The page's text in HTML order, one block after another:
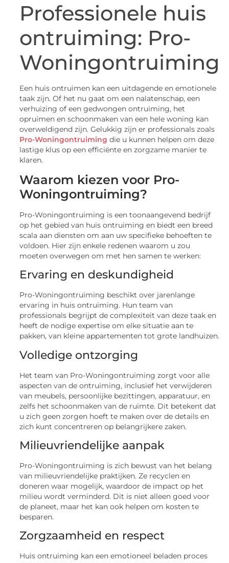
Professionele huis
ontruiming: Pro-
Woningontruiming
Een huis ontruimen kan een uitdagende en emotionele
taak zijn. Of het nu gaat om een nalatenschap, een
verhuizing of een gedwongen ontruiming, het
opruimen en schoonmaken van een hele woning kan
overweldigend zijn. Gelukkig zijn er professionals zoals
Pro-Woningontruiming die u kunnen helpen om deze
lastige klus op een efficiënte en zorgzame manier te
klaren.
Waarom kiezen voor Pro-
Woningontruiming?
Pro-Woningontruiming is een toonaangevend bedrijf
op het gebied van huis ontruiming en biedt een breed
scala aan diensten om aan uw specifieke behoeften te
voldoen. Hier zijn enkele redenen waarom u zou
moeten overwegen om met hen samen te werken:
Ervaring en deskundigheid
Pro-Woningontruiming beschikt over jarenlange
ervaring in huis ontruiming. Hun team van
professionals begrijpt de complexiteit van deze taak en
heeft de nodige expertise om elke situatie aan te
pakken, van kleine appartementen tot grote landhuizen.
Volledige ontzorging
Het team van Pro-Woningontruiming zorgt voor alle
aspecten van de ontruiming, inclusief het verwijderen
van meubels, persoonlijke bezittingen, apparatuur, en
zelfs het schoonmaken van de ruimte. Dit betekent dat
u zich geen zorgen hoeft te maken over de details en
zich kunt concentreren op belangrijkere zaken.
Milieuvriendelijke aanpak
Pro-Woningontruiming is zich bewust van het belang
van milieuvriendelijke praktijken. Ze recyclen en
doneren waar mogelijk, waardoor de impact op het
milieu wordt verminderd. Dit is niet alleen goed voor
de planeet, maar het kan ook helpen om kosten te
besparen.
Zorgzaamheid en respect
Huis ontruiming kan een emotioneel beladen proces